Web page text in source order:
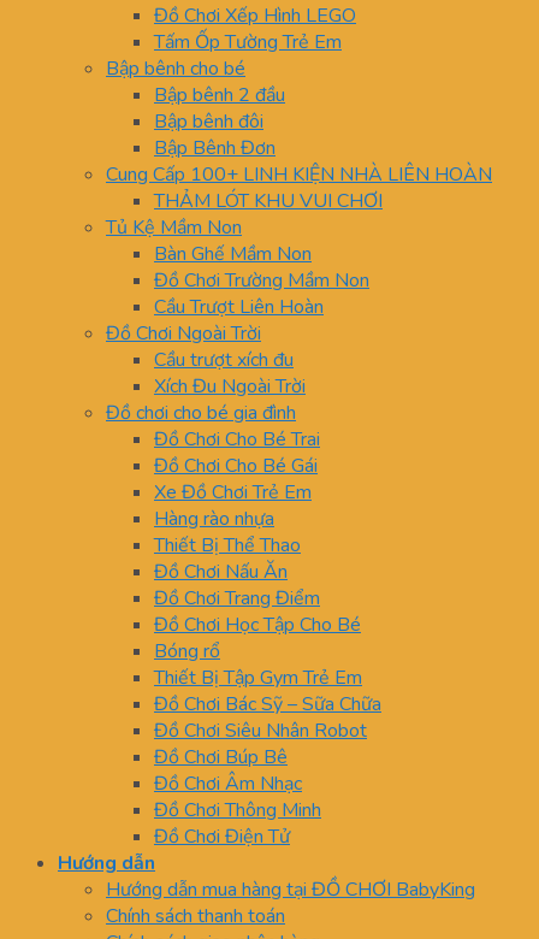
Đồ Chơi Xếp Hình LEGO
Tấm Ốp Tường Trẻ Em
Bập bênh cho bé
Bập bênh 2 đầu
Bập bênh đôi
Bập Bênh Đơn
Cung Cấp 100+ LINH KIỆN NHÀ LIÊN HOÀN
THẢM LÓT KHU VUI CHƠI
Tủ Kệ Mầm Non
Bàn Ghế Mầm Non
Đồ Chơi Trường Mầm Non
Cầu Trượt Liên Hoàn
Đồ Chơi Ngoài Trời
Cầu trượt xích đu
Xích Đu Ngoài Trời
Đồ chơi cho bé gia đình
Đồ Chơi Cho Bé Trai
Đồ Chơi Cho Bé Gái
Xe Đồ Chơi Trẻ Em
Hàng rào nhựa
Thiết Bị Thể Thao
Đồ Chơi Nấu Ăn
Đồ Chơi Trang Điểm
Đồ Chơi Học Tập Cho Bé
Bóng rổ
Thiết Bị Tập Gym Trẻ Em
Đồ Chơi Bác Sỹ – Sữa Chữa
Đồ Chơi Siêu Nhân Robot
Đồ Chơi Búp Bê
Đồ Chơi Âm Nhạc
Đồ Chơi Thông Minh
Đồ Chơi Điện Tử
Hướng dẫn
Hướng dẫn mua hàng tại ĐỒ CHƠI BabyKing
Chính sách thanh toán